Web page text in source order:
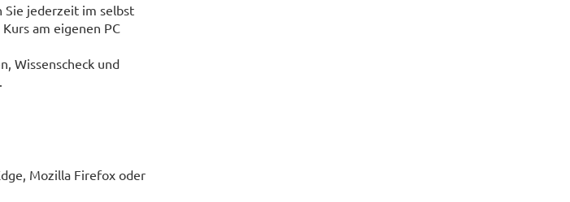
Sie jederzeit im selbst
am eigenen PC
Wissenscheck und
Mozilla Firefox oder